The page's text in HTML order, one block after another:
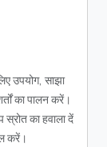
उपयोग, साझा
का पालन करें।
का हवाला दें
करें।